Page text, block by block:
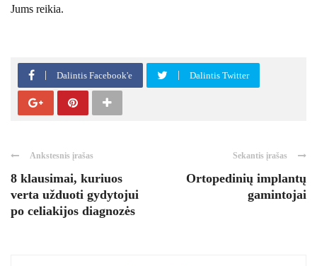
Jums reikia.
Dalintis Facebook'e Dalintis Twitter
Ankstesnis įrašas
8 klausimai, kuriuos
verta užduoti gydytojui
po celiakijos diagnozės
Sekantis įrašas
Ortopedinių implantų
gamintojai